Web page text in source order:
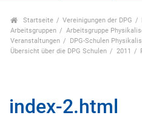
Startseite Vereinigungen der DPG
Arbeitsgruppen
Arbeitsgruppe
Veranstaltungen
DPG-Schulen
Übersicht über die DPG Schulen
2011
index-2.html